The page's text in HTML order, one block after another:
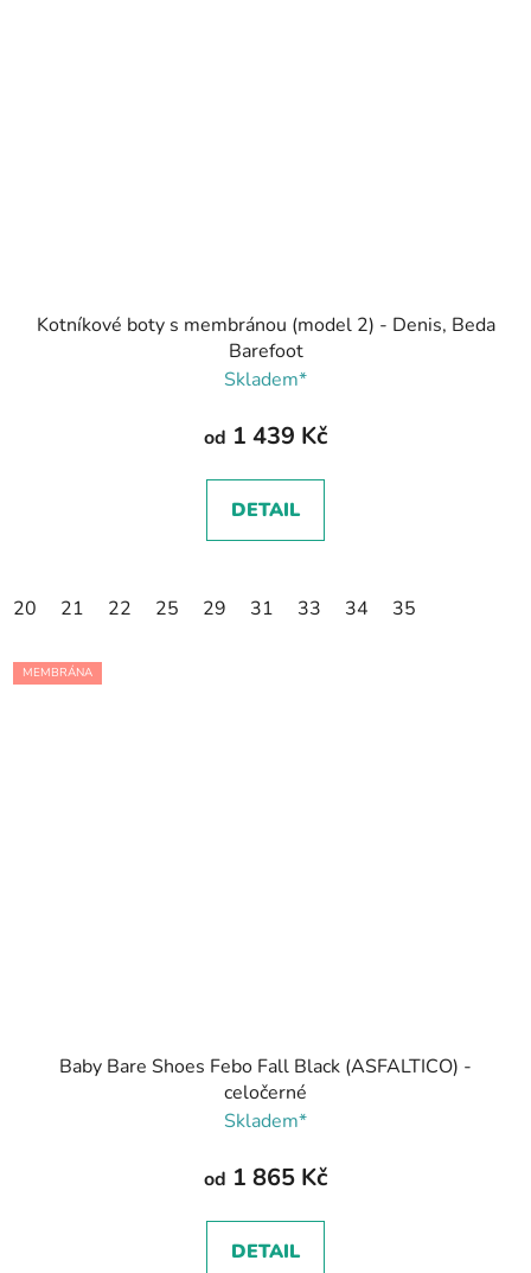
Kotníkové boty s membránou (model 2) - Denis, Beda
Barefoot
Skladem*
od 1 439 Kč
DETAIL
20 21 22 25 29 31 33 34 35
MEMBRÁNA
Baby Bare Shoes Febo Fall Black (ASFALTICO) -
celočerné
Skladem*
od 1 865 Kč
DETAIL